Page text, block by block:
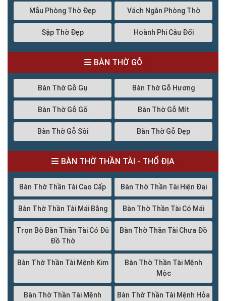
Mẫu Phòng Thờ Đẹp Vách Ngăn Phòng Thờ
Sập Thờ Đẹp Hoành Phi Câu Đối
BÀN THỜ GỖ
Bàn Thờ Gỗ Gụ Bàn Thờ Gỗ Hương
Bàn Thờ Gỗ Gõ Bàn Thờ Gỗ Mít
Bàn Thờ Gỗ Sồi Bàn Thờ Gỗ Đẹp
BÀN THỜ THẦN TÀI - THỔ ĐỊA
Bàn Thờ Thần Tài Cao Cấp Bàn Thờ Thần Tài Hiện Đại
Bàn Thờ Thần Tài Mái Bằng Bàn Thờ Thần Tài Có Mái
Trọn Bộ Bàn Thần Tài Có Đủ
Đồ Thờ
Bàn Thờ Thần Tài Chưa Đồ
Bàn Thờ Thần Tài Mệnh Kim
Bàn Thờ Thần Tài Mệnh
Mộc
Bàn Thờ Thần Tài Mệnh
Bàn Thờ Thần Tài Mệnh Hỏa